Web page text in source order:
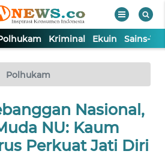
Kriminal Ekuin Sains-
Polhukam
Nasional,
NU: Kaum
Perkuat Jati Diri